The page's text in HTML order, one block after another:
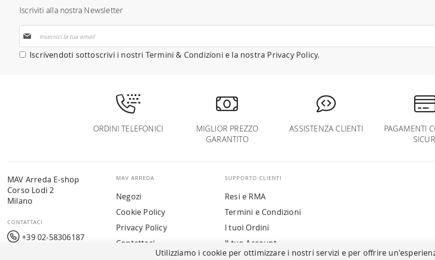
Iscriviti alla nostra Newsletter
alla
nostra
Iscrivendoti sottoscrivi i nostri Termini & Condizioni e la nostra Privacy Policy.
ORDINI TELEFONICI
MIGLIOR PREZZO
GARANTITO
ASSISTENZA CLIENTI
PAGAMENTI
MAV Arreda E-shop
Corso Lodi 2
Milano
CONTATTACI
+39 02-58306187
MAV ARREDA
Negozi
Cookie Policy
Privacy Policy
Contattaci
SUPPORTO CLIENTI
Resi e RMA
Termini e Condizioni
I tuoi Ordini
Il tuo Account
Utilizziamo i cookie per ottimizzare i nostri servizi e per offrire